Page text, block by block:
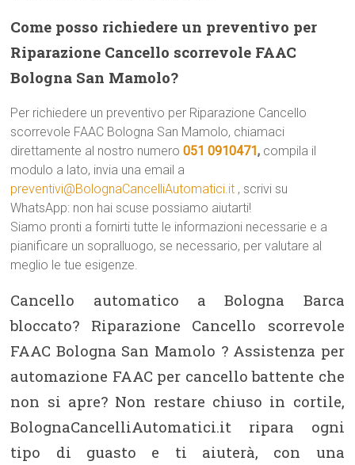
Come posso richiedere un preventivo per
Riparazione Cancello scorrevole FAAC
Bologna San Mamolo?
Per richiedere un preventivo per Riparazione Cancello
scorrevole FAAC Bologna San Mamolo, chiamaci
direttamente al nostro numero051 0910471, compila il
modulo a lato, invia una email a
preventivi@BolognaCancelliAutomatici.it , scrivi su
WhatsApp: non hai scuse possiamo aiutarti!
Siamo pronti a fornirti tutte le informazioni necessarie e a
pianificare un sopralluogo, se necessario, per valutare al
meglio le tue esigenze.
Cancello automatico a Bologna Barca
bloccato? Riparazione Cancello scorrevole
FAAC Bologna San Mamolo ? Assistenza per
automazione FAAC per cancello battente che
non si apre? Non restare chiuso in cortile,
BolognaCancelliAutomatici.it ripara ogni
tipo di guasto e ti aiuterà, con una